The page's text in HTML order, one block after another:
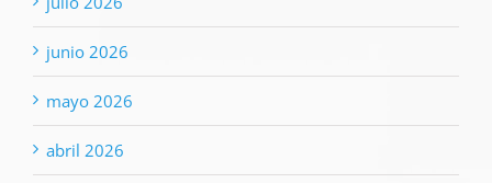
junio 2026
mayo 2026
abril 2026